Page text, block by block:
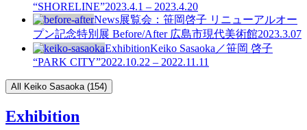
“SHORELINE”2023.4.1 – 2023.4.20
News展覧会：笹岡啓子 リニューアルオー
プン記念特別展 Before/After 広島市現代美術館2023.3.07
ExhibitionKeiko Sasaoka／笹岡 啓子
“PARK CITY”2022.10.22 – 2022.11.11
All Keiko Sasaoka (154)
Exhibition